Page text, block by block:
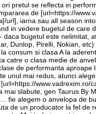
pretul se reflecta in
de [url=https://
url], iarna sau all season
in vedere bugetul de care
daca bugetul este nelimitat,
Dunlop, Pirelli, Nokian,
consum si clasa A la
catre o clasa medie de
de performanta aproape
unul mai redus, atunci
www.vadrexim.ro/
slabute, gen Taurus By
fie alegem o anvelopa de
de un producator la fel de